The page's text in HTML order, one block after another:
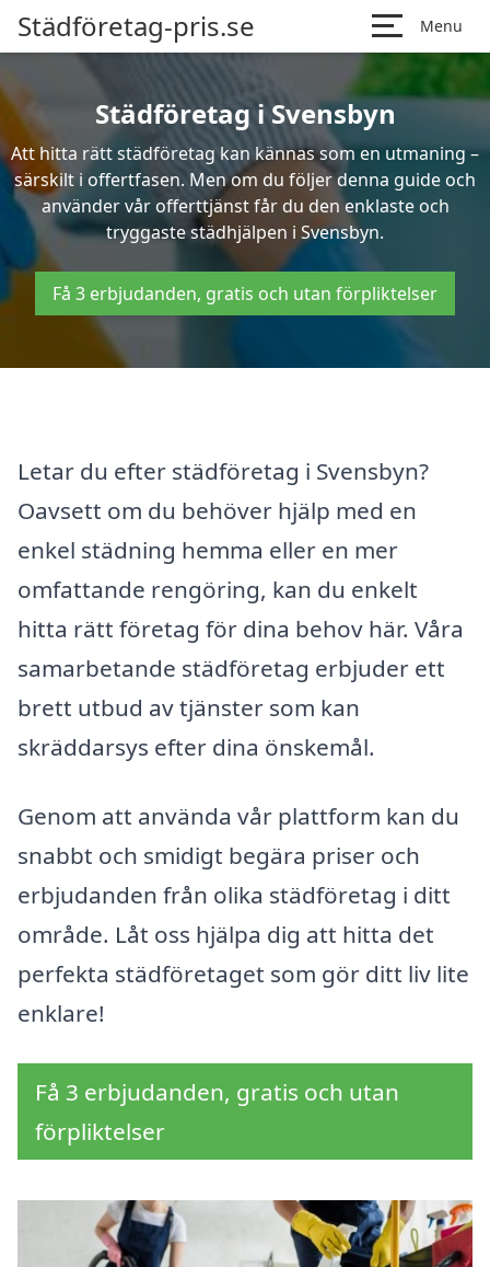
Städföretag-pris.se Menu
Städföretag i Svensbyn
Att hitta rätt städföretag kan kännas som en utmaning –
särskilt i offertfasen. Men om du följer denna guide och
använder vår offerttjänst får du den enklaste och
tryggaste städhjälpen i Svensbyn.
Få 3 erbjudanden, gratis och utan förpliktelser
Letar du efter städföretag i Svensbyn?
Oavsett om du behöver hjälp med en
enkel städning hemma eller en mer
omfattande rengöring, kan du enkelt
hitta rätt företag för dina behov här. Våra
samarbetande städföretag erbjuder ett
brett utbud av tjänster som kan
skräddarsys efter dina önskemål.
Genom att använda vår plattform kan du
snabbt och smidigt begära priser och
erbjudanden från olika städföretag i ditt
område. Låt oss hjälpa dig att hitta det
perfekta städföretaget som gör ditt liv lite
enklare!
Få 3 erbjudanden, gratis och utan
förpliktelser